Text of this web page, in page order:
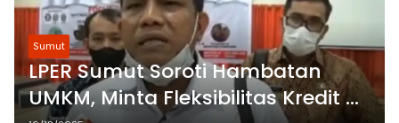
Sumut
LPER Sumut Soroti Hambatan
UMKM, Minta Fleksibilitas Kredit di